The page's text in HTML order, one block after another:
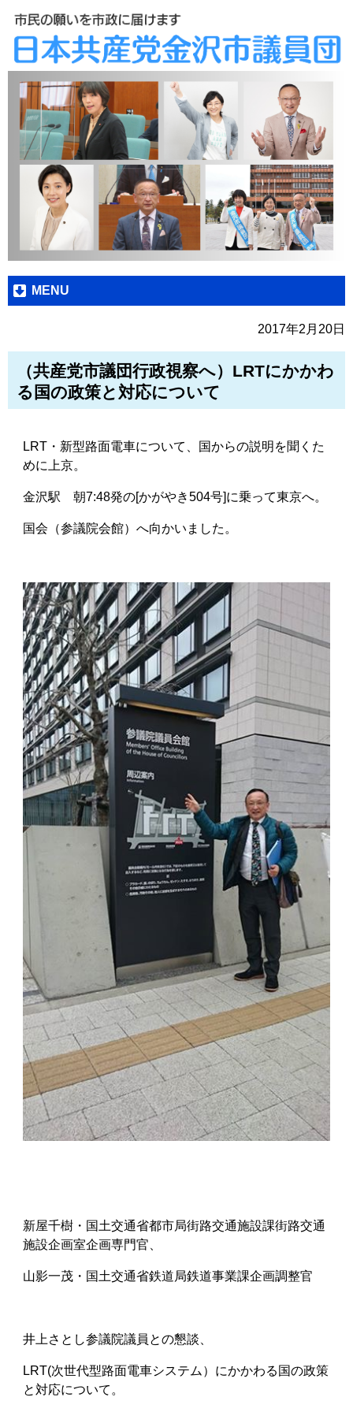
MENU
2017年2月20日
（共産党市議団行政視察へ）LRTにかかわ
る国の政策と対応について
LRT・新型路面電車について、国からの説明を聞くた
めに上京。
金沢駅 朝7:48発の[かがやき504号]に乗って東京へ。
国会（参議院会館）へ向かいました。
新屋千樹・国土交通省都市局街路交通施設課街路交通
施設企画室企画専門官、
山影一茂・国土交通省鉄道局鉄道事業課企画調整官
井上さとし参議院議員との懇談、
LRT(次世代型路面電車システム）にかかわる国の政策
と対応について。